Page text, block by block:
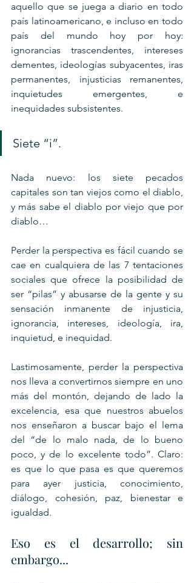
aquello que se juega a diario en todo
país latinoamericano, e incluso en todo
país del mundo hoy por hoy:
ignorancias trascendentes, intereses
dementes, ideologías subyacentes, iras
permanentes, injusticias remanentes,
inquietudes emergentes, e
inequidades subsistentes.
Siete “i”.
Nada nuevo: los siete pecados
capitales son tan viejos como el diablo,
y más sabe el diablo por viejo que por
diablo…
Perder la perspectiva es fácil cuando se
cae en cualquiera de las 7 tentaciones
sociales que ofrece la posibilidad de
ser “pilas” y abusarse de la gente y su
sensación inmanente de injusticia,
ignorancia, intereses, ideología, ira,
inquietud, e inequidad.
Lastimosamente, perder la perspectiva
nos lleva a convertirnos siempre en uno
más del montón, dejando de lado la
excelencia, esa que nuestros abuelos
nos enseñaron a buscar bajo el lema
del “de lo malo nada, de lo bueno
poco, y de lo excelente todo”. Claro:
es que lo que pasa es que queremos
para ayer justicia, conocimiento,
diálogo, cohesión, paz, bienestar e
igualdad.
Eso es el desarrollo; sin
embargo...